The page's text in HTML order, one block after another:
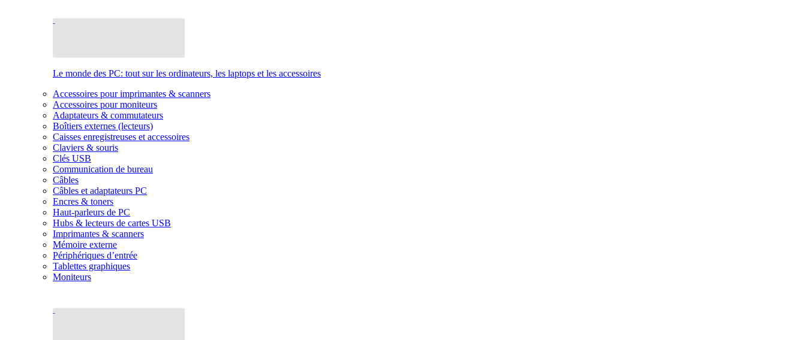
Le monde des PC: tout sur les ordinateurs, les laptops et les accessoires
Accessoires pour imprimantes & scanners
Accessoires pour moniteurs
Adaptateurs & commutateurs
Boîtiers externes (lecteurs)
Caisses enregistreuses et accessoires
Claviers & souris
Clés USB
Communication de bureau
Câbles
Câbles et adaptateurs PC
Encres & toners
Haut-parleurs de PC
Hubs & lecteurs de cartes USB
Imprimantes & scanners
Mémoire externe
Périphériques d’entrée
Tablettes graphiques
Moniteurs